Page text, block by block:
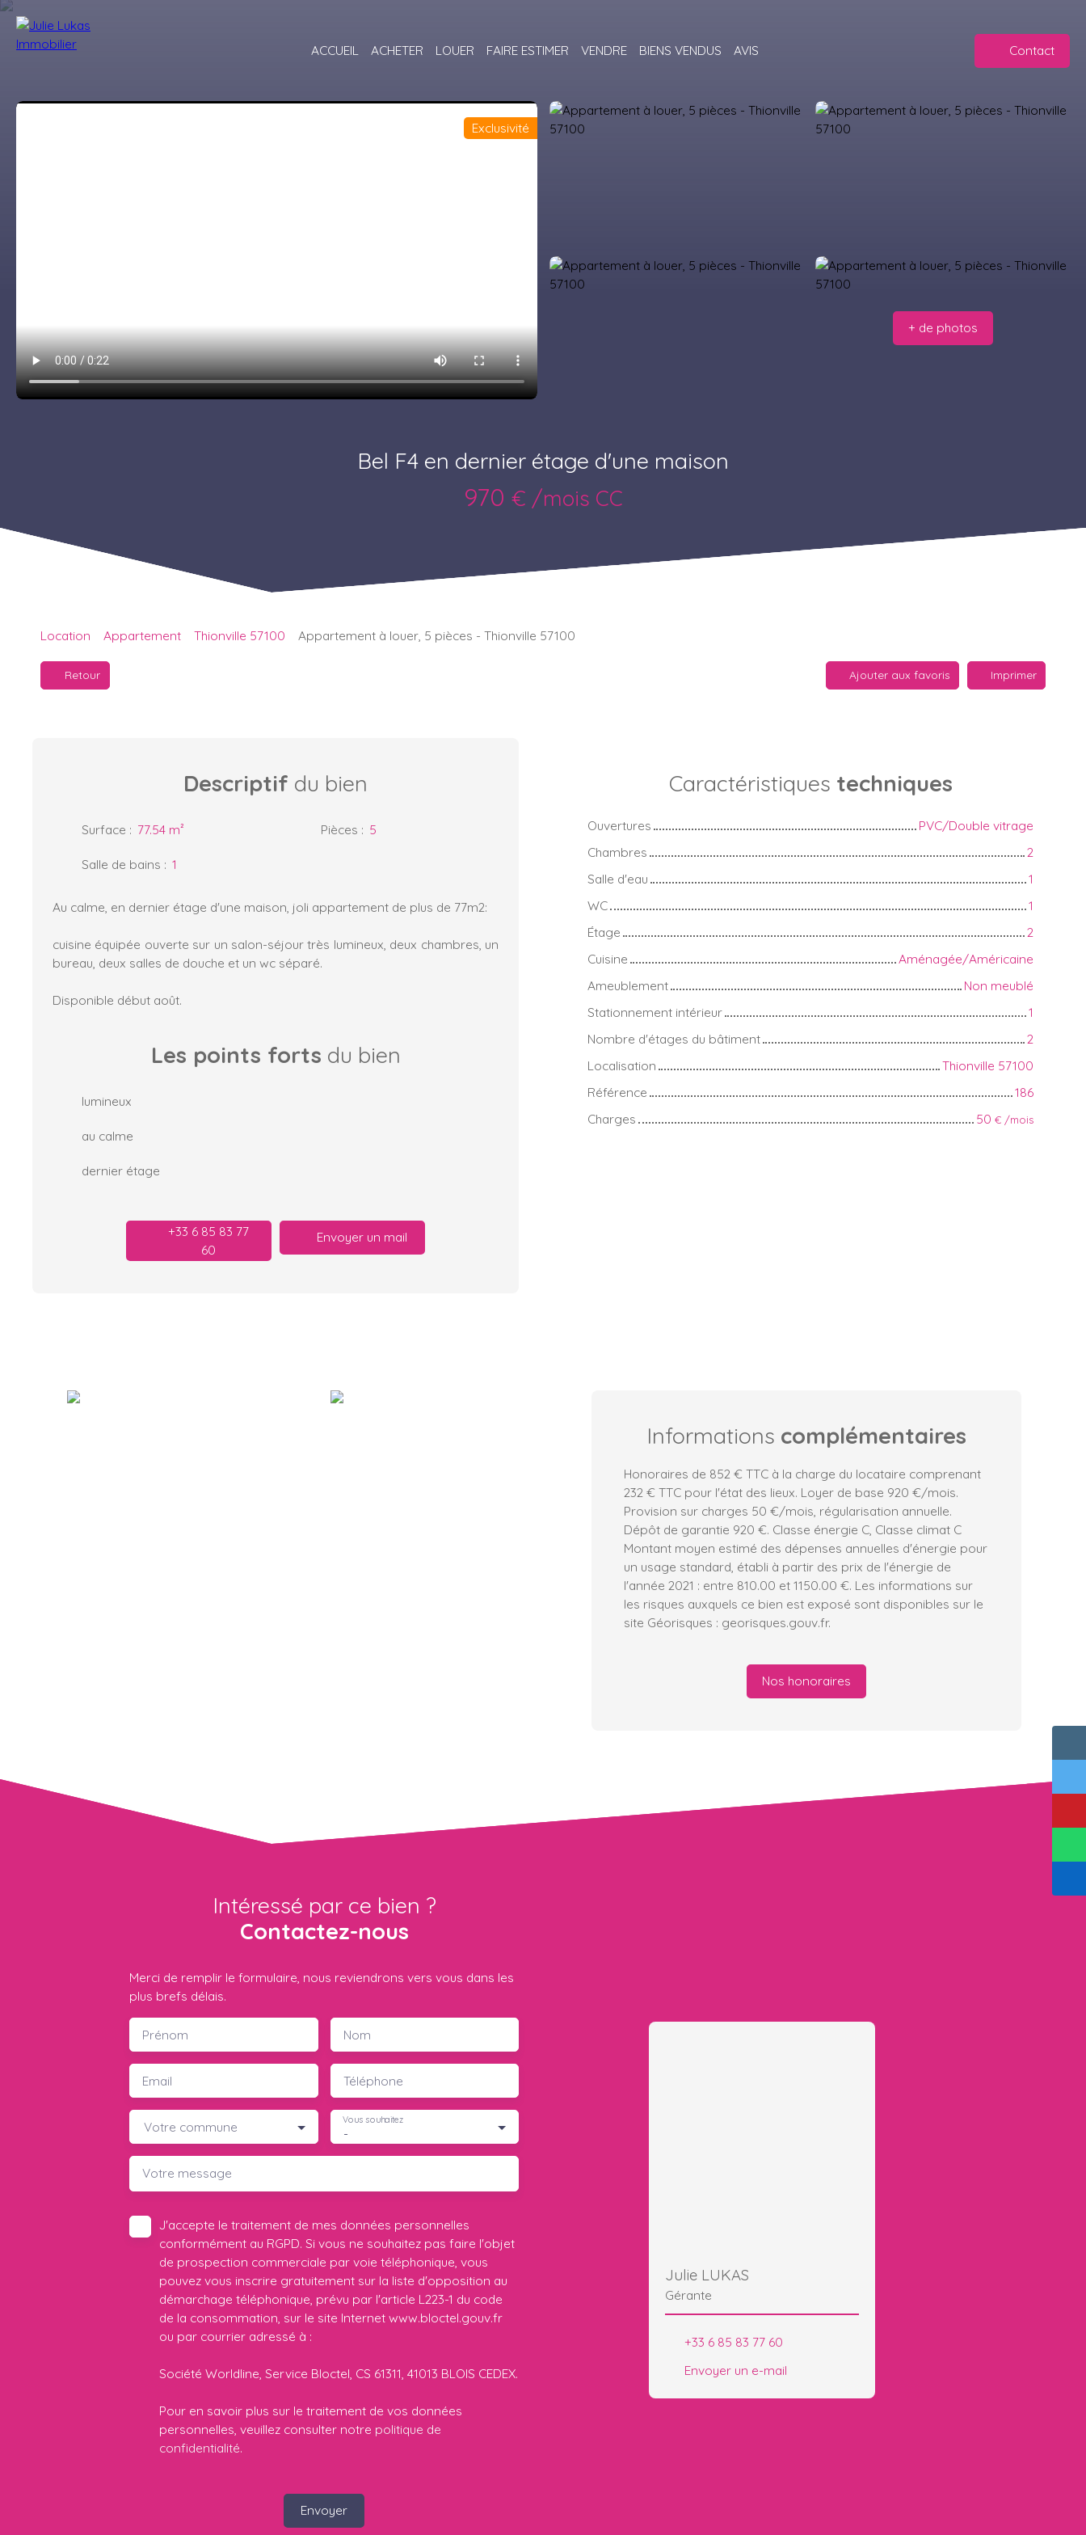
ACCUEIL ACHETER LOUER FAIRE ESTIMER VENDRE BIENS VENDUS AVIS Contact
Exclusivité
+ de photos
Bel F4 en dernier étage d'une maison
970 € /mois CC
Location Appartement Thionville 57100 Appartement à louer, 5 pièces - Thionville 57100
Retour Ajouter aux favoris Imprimer
Descriptif du bien
Surface : 77.54 m² Pièces : 5
Salle de bains : 1
Au calme, en dernier étage d'une maison, joli appartement de plus de 77m2:
cuisine équipée ouverte sur un salon-séjour très lumineux, deux chambres, un
bureau, deux salles de douche et un wc séparé.
Disponible début août.
Les points forts du bien
lumineux
au calme
dernier étage
+33 6 85 83 77
60
Envoyer un mail
Caractéristiques techniques
Ouvertures
PVC/Double vitrage
Chambres
2
Salle d'eau
1
WC
1
Étage
2
Cuisine
Aménagée/Américaine
Ameublement
Non meublé
Stationnement intérieur
1
Nombre d'étages du bâtiment
2
Localisation
Thionville 57100
Référence
186
Charges
50 € /mois
Informations complémentaires
Honoraires de 852 € TTC à la charge du locataire comprenant
232 € TTC pour l'état des lieux. Loyer de base 920 €/mois.
Provision sur charges 50 €/mois, régularisation annuelle.
Dépôt de garantie 920 €. Classe énergie C, Classe climat C
Montant moyen estimé des dépenses annuelles d'énergie pour
un usage standard, établi à partir des prix de l'énergie de
l'année 2021 : entre 810.00 et 1150.00 €. Les informations sur
les risques auxquels ce bien est exposé sont disponibles sur le
site Géorisques : georisques.gouv.fr.
Nos honoraires
Intéressé par ce bien ?
Contactez-nous
Merci de remplir le formulaire, nous reviendrons vers vous dans les
plus brefs délais.
Prénom Nom
Email Téléphone
Votre commune -
Vous souhaitez
Votre message
J'accepte le traitement de mes données personnelles
conformément au RGPD. Si vous ne souhaitez pas faire l'objet
de prospection commerciale par voie téléphonique, vous
pouvez vous inscrire gratuitement sur la liste d'opposition au
démarchage téléphonique, prévu par l'article L223-1 du code
de la consommation, sur le site Internet www.bloctel.gouv.fr
ou par courrier adressé à :
Société Worldline, Service Bloctel, CS 61311, 41013 BLOIS CEDEX.
Pour en savoir plus sur le traitement de vos données
personnelles, veuillez consulter notre politique de
confidentialité.
Envoyer
Julie LUKAS
Gérante
+33 6 85 83 77 60
Envoyer un e-mail